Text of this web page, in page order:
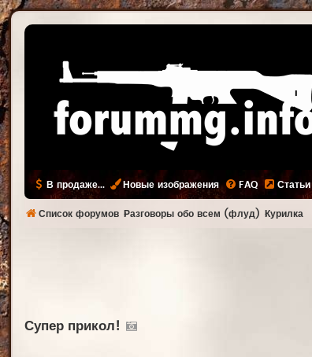
В продаже... Новые изображения FAQ Статьи
Список форумов Разговоры обо всем (флуд) Курилка
Супер прикол!